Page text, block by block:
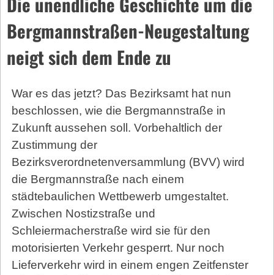
Bergmannstraßen-Neugestaltung
neigt sich dem Ende zu
War es das jetzt? Das Bezirksamt hat nun
beschlossen, wie die Bergmannstraße in
Zukunft aussehen soll. Vorbehaltlich der
Zustimmung der
Bezirksverordnetenversammlung (BVV) wird
die Bergmannstraße nach einem
städtebaulichen Wettbewerb umgestaltet.
Zwischen Nostizstraße und
Schleiermacherstraße wird sie für den
motorisierten Verkehr gesperrt. Nur noch
Lieferverkehr wird in einem engen Zeitfenster